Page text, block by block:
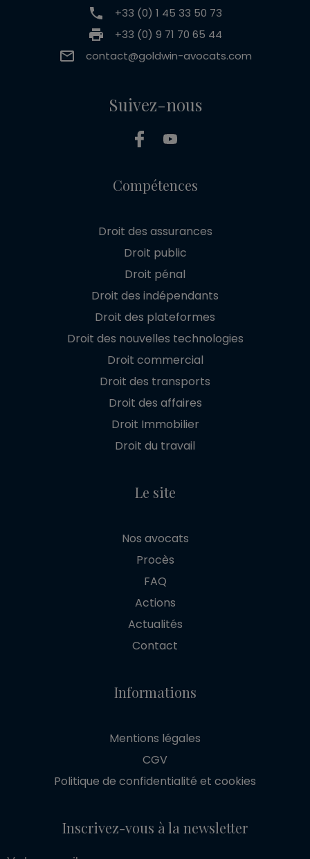
+33 (0) 1 45 33 50 73
+33 (0) 9 71 70 65 44
contact@goldwin-avocats.com
Suivez-nous
Compétences
Droit des assurances
Droit public
Droit pénal
Droit des indépendants
Droit des plateformes
Droit des nouvelles technologies
Droit commercial
Droit des transports
Droit des affaires
Droit Immobilier
Droit du travail
Le site
Nos avocats
Procès
FAQ
Actions
Actualités
Contact
Informations
Mentions légales
CGV
Politique de confidentialité et cookies
Inscrivez-vous à la newsletter